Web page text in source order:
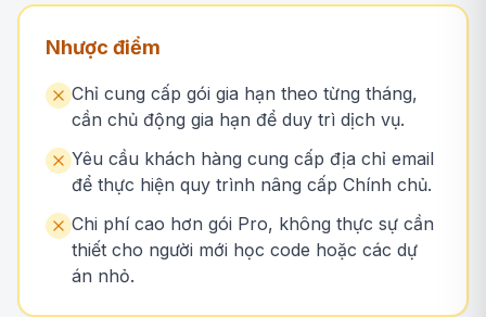
Nhược điểm
Chỉ cung cấp gói gia hạn theo từng tháng,
cần chủ động gia hạn để duy trì dịch vụ.
Yêu cầu khách hàng cung cấp địa chỉ email
để thực hiện quy trình nâng cấp Chính chủ.
Chi phí cao hơn gói Pro, không thực sự cần
thiết cho người mới học code hoặc các dự
án nhỏ.